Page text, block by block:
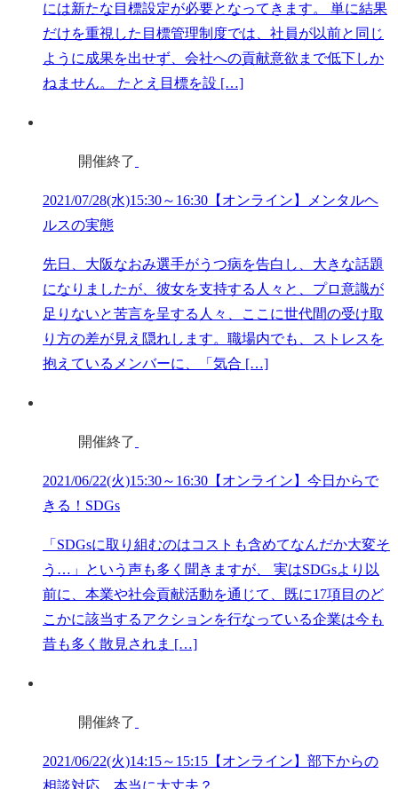
には新たな目標設定が必要となってきます。 単に結果
だけを重視した目標管理制度では、社員が以前と同じ
ように成果を出せず、会社への貢献意欲まで低下しか
ねません。 たとえ目標を設 […]
開催終了
2021/07/28(水)15:30～16:30【オンライン】メンタルヘ
ルスの実態
先日、大阪なおみ選手がうつ病を告白し、大きな話題
になりましたが、彼女を支持する人々と、プロ意識が
足りないと苦言を呈する人々、ここに世代間の受け取
り方の差が見え隠れします。職場内でも、ストレスを
抱えているメンバーに、「気合 […]
開催終了
2021/06/22(火)15:30～16:30【オンライン】今日からで
きる！SDGs
「SDGsに取り組むのはコストも含めてなんだか大変そ
う…」という声も多く聞きますが、 実はSDGsより以
前に、本業や社会貢献活動を通じて、既に17項目のど
こかに該当するアクションを行なっている企業は今も
昔も多く散見されま […]
開催終了
2021/06/22(火)14:15～15:15【オンライン】部下からの